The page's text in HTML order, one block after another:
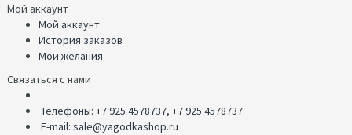
Мой аккаунт
Мой аккаунт
История заказов
Мои желания
Связаться с нами
Телефоны: +7 925 4578737, +7 925 4578737
E-mail: sale@yagodkashop.ru